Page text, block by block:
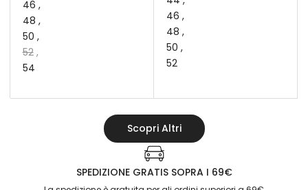
46
48
50
52
54
46
48
50
52
Scopri Altri
SPEDIZIONE GRATIS SOPRA I 69€